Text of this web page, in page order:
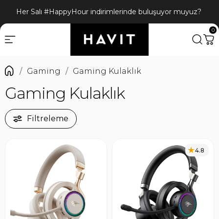
Her Salı #HappyHour indirimlerinde buluşuyor muyuz?
0
Gaming Gaming Kulaklık
Gaming Kulaklık
Filtreleme
4.8